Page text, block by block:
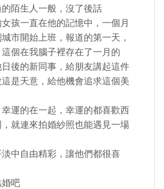
陌生人一般，沒了後話
孩一直在他的記憶中，一個月
市開始上班，報道的第一天，
個在我腦子裡存在了一月的
日後的新同事，給朋友講起這件
是天意，給他機會追求這個美
運的在一起，幸運的都喜歡西
就連來拍婚紗照也能遇見一場
中自由精彩，讓他們都很喜
吧